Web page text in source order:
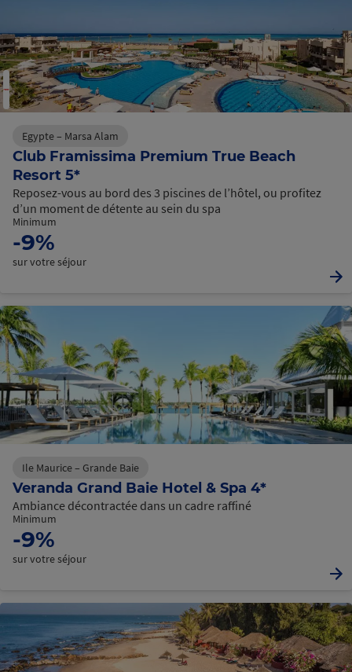
Egypte – Marsa Alam
Club Framissima Premium True Beach
Resort 5*
Reposez-vous au bord des 3 piscines de l’hôtel, ou profitez
d’un moment de détente au sein du spa
Minimum
-9%
sur votre séjour
Ile Maurice – Grande Baie
Veranda Grand Baie Hotel & Spa 4*
Ambiance décontractée dans un cadre raffiné
Minimum
-9%
sur votre séjour